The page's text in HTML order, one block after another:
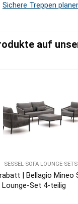
Sichere Treppen
auf
SESSEL-SOFA LOUNGE-SETS
| Bellagio Mineo
Lounge-Set 4-teilig